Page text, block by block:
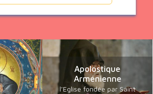
Apolostique
Arménienne
l’Eglise fondée par Saint